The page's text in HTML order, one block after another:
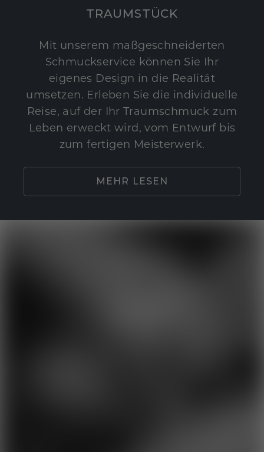
TRAUMSTÜCK
Mit unserem maßgeschneiderten
Schmuckservice können Sie Ihr
eigenes Design in die Realität
umsetzen. Erleben Sie die individuelle
Reise, auf der Ihr Traumschmuck zum
Leben erweckt wird, vom Entwurf bis
zum fertigen Meisterwerk.
MEHR LESEN